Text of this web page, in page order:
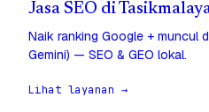
Jasa SEO di
Naik ranking Google + muncul
Gemini) — SEO & GEO lokal.
Lihat layanan →